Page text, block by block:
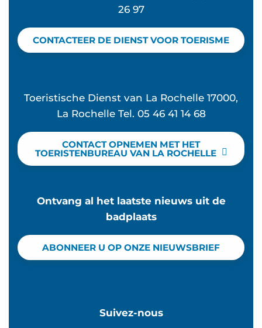
26 97
CONTACTEER DE DIENST VOOR TOERISME
Toeristische Dienst van La Rochelle 17000,
La Rochelle Tel. 05 46 41 14 68
CONTACT OPNEMEN MET HET
TOERISTENBUREAU VAN LA ROCHELLE
Ontvang al het laatste nieuws uit de
badplaats
ABONNEER U OP ONZE NIEUWSBRIEF
Suivez-nous